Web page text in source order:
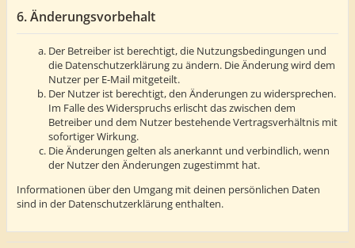
6. Änderungsvorbehalt
Der Betreiber ist berechtigt, die Nutzungsbedingungen und
die Datenschutzerklärung zu ändern. Die Änderung wird dem
Nutzer per E-Mail mitgeteilt.
Der Nutzer ist berechtigt, den Änderungen zu widersprechen.
Im Falle des Widerspruchs erlischt das zwischen dem
Betreiber und dem Nutzer bestehende Vertragsverhältnis mit
sofortiger Wirkung.
Die Änderungen gelten als anerkannt und verbindlich, wenn
der Nutzer den Änderungen zugestimmt hat.
Informationen über den Umgang mit deinen persönlichen Daten
sind in der Datenschutzerklärung enthalten.